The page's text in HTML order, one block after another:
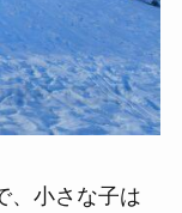
、小さな子は